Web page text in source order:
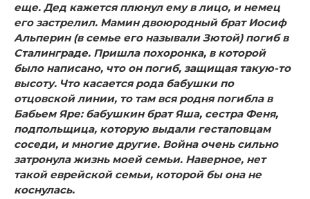
еще. Дед кажется плюнул ему в лицо, и немец
его застрелил. Мамин двоюродный брат Иосиф
Альперин (в семье его называли Зютой) погиб в
Сталинграде. Пришла похоронка, в которой
было написано, что он погиб, защищая такую-то
высоту. Что касается рода бабушки по
отцовской линии, то там вся родня погибла в
Бабьем Яре: бабушкин брат Яша, сестра Феня,
подпольщица, которую выдали гестаповцам
соседи, и многие другие. Война очень сильно
затронула жизнь моей семьи. Наверное, нет
такой еврейской семьи, которой бы она не
коснулась.